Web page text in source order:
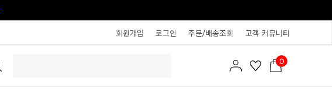
회원가입 로그인 주문/배송조회 고객 커뮤니티
0